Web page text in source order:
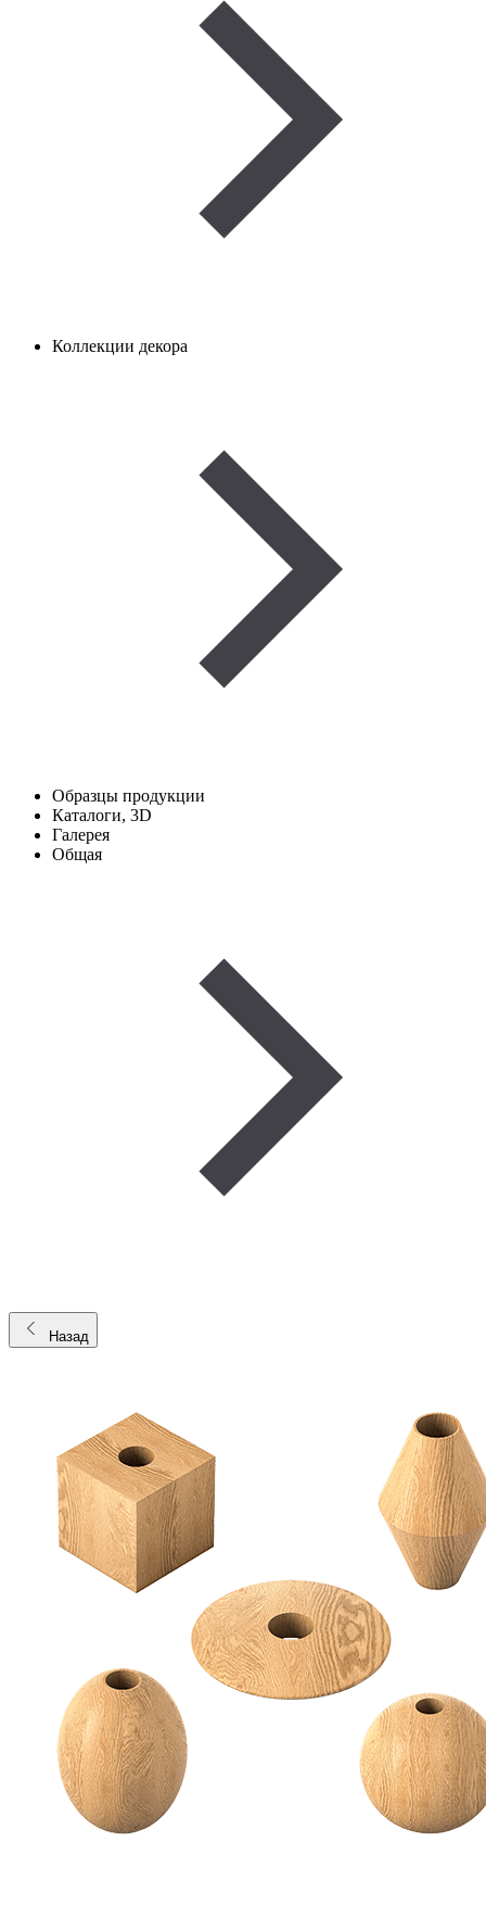
Коллекции декора
Образцы продукции
Каталоги, 3D
Галерея
Общая
Назад